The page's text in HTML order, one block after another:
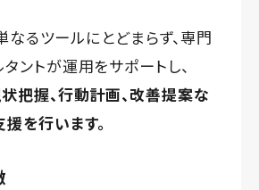
るツールにとどまらず、専門
ントが運用をサポートし、
把握、行動計画、改善提案な
を行います。